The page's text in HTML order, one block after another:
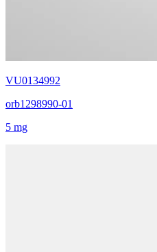
VU0134992
orb1298990-01
5 mg